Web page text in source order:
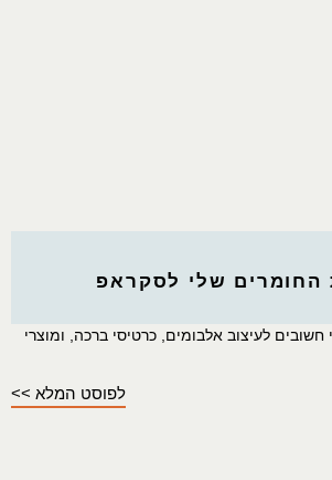
החומרים שלי לסקראפ
לעיצוב אלבומים, כרטיסי ברכה, ומוצרי
לפוסט המלא >>